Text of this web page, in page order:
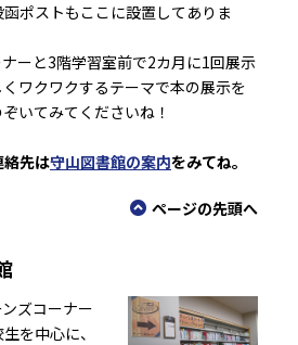
ポストもここに設置してありま
ーと3階学習室前で2カ月に1回展示
ワクワクするテーマで本の展示を
いてみてくださいね！
先は守山図書館の案内をみてね。
ページの先頭へ
ズコーナー
を中心に、